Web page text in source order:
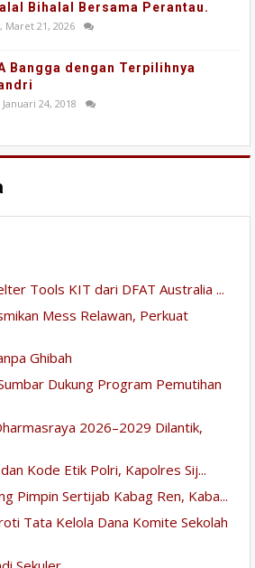
Bihalal Bersama Perantau.
Maret 21, 2026
Bangga dengan Terpilihnya
Januari 24, 2018
Tools KIT dari DFAT Australia ...
Mess Relawan, Perkuat
Ghibah
Dukung Program Pemutihan
2026–2029 Dilantik,
Kode Etik Polri, Kapolres Sij...
Pimpin Sertijab Kabag Ren, Kaba...
Tata Kelola Dana Komite Sekolah